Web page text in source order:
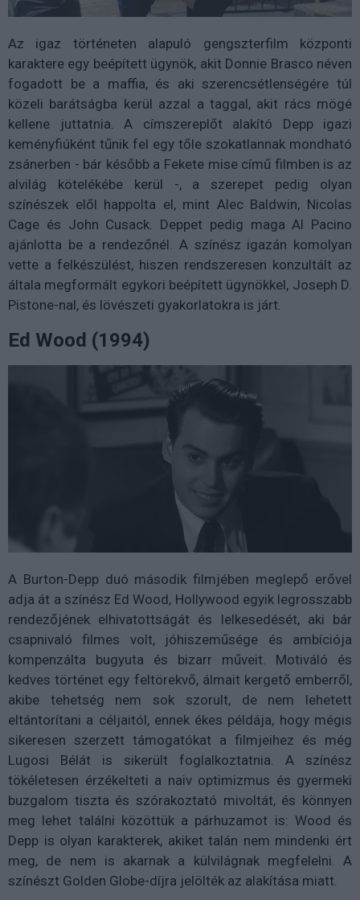
Az igaz történeten alapuló gengszterfilm központi
karaktere egy beépített ügynök, akit Donnie Brasco néven
fogadott be a maffia, és aki szerencsétlenségére túl
közeli barátságba kerül azzal a taggal, akit rács mögé
kellene juttatnia. A címszereplőt alakító Depp igazi
keményfiúként tűnik fel egy tőle szokatlannak mondható
zsánerben - bár később a Fekete mise című filmben is az
alvilág kötelékébe kerül -, a szerepet pedig olyan
színészek elől happolta el, mint Alec Baldwin, Nicolas
Cage és John Cusack. Deppet pedig maga Al Pacino
ajánlotta be a rendezőnél. A színész igazán komolyan
vette a felkészülést, hiszen rendszeresen konzultált az
általa megformált egykori beépített ügynökkel, Joseph D.
Pistone-nal, és lövészeti gyakorlatokra is járt.
Ed Wood (1994)
A Burton-Depp duó második filmjében meglepő erővel
adja át a színész Ed Wood, Hollywood egyik legrosszabb
rendezőjének elhivatottságát és lelkesedését, aki bár
csapnivaló filmes volt, jóhiszeműsége és ambíciója
kompenzálta bugyuta és bizarr műveit. Motiváló és
kedves történet egy feltörekvő, álmait kergető emberről,
akibe tehetség nem sok szorult, de nem lehetett
eltántorítani a céljaitól, ennek ékes példája, hogy mégis
sikeresen szerzett támogatókat a filmjeihez és még
Lugosi Bélát is sikerült foglalkoztatnia. A színész
tökéletesen érzékelteti a naiv optimizmus és gyermeki
buzgalom tiszta és szórakoztató mivoltát, és könnyen
meg lehet találni közöttük a párhuzamot is: Wood és
Depp is olyan karakterek, akiket talán nem mindenki ért
meg, de nem is akarnak a külvilágnak megfelelni. A
színészt Golden Globe-díjra jelölték az alakítása miatt.